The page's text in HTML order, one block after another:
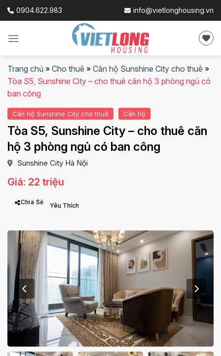
Skip
0904.622.983 info@vietlonghousing.vn
Trang chủ » Cho thuê » Căn hộ Sunshine City cho thuê »
Tòa S5, Sunshine City – cho thuê căn hộ 3 phòng ngủ có
ban công
Căn hộ Sunshine City cho thuê Căn hộ
Tòa S5, Sunshine City – cho thuê căn
hộ 3 phòng ngủ có ban công
Sunshine City Hà Nội
Giá: 22 triệu
Chia Sẻ